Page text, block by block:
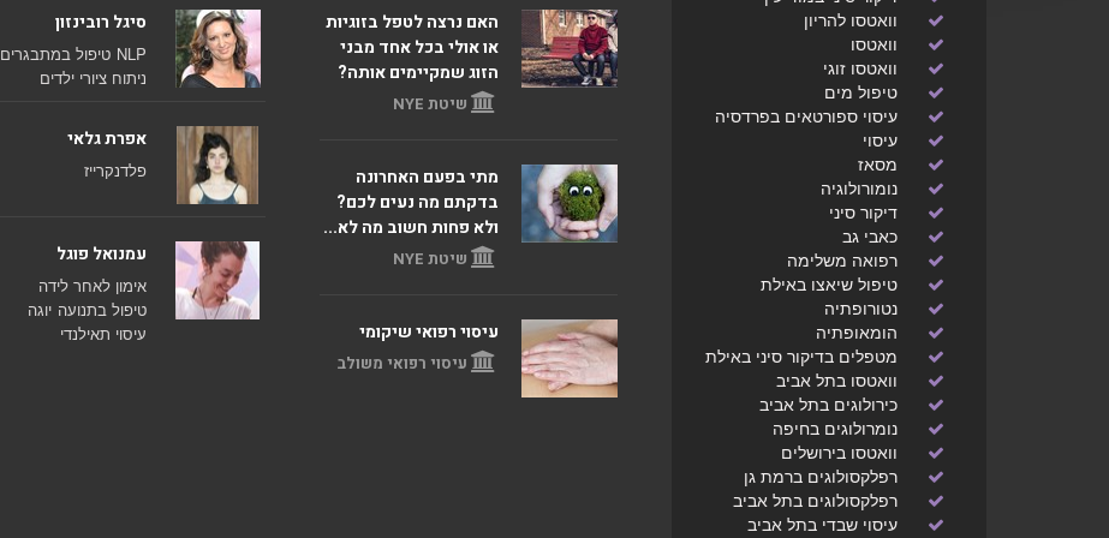
וואטסו להריון
וואטסו
וואטסו זוגי
טיפול מים
עיסוי ספורטאים בפרדסיה
עיסוי
מסאז
נומורולוגיה
דיקור סיני
כאבי גב
רפואה משלימה
טיפול שיאצו באילת
נטורופתיה
הומאופתיה
מטפלים בדיקור סיני באילת
וואטסו בתל אביב
כירולוגים בתל אביב
נומרולוגים בחיפה
וואטסו בירושלים
רפלקסולוגים ברמת גן
רפלקסולוגים בתל אביב
עיסוי שבדי בתל אביב
האם נרצה לטפל בזוגיות
או אולי בכל אחד מבני
הזוג שמקיימים אותה?
שיטת NYE
מתי בפעם האחרונה
בדקתם מה נעים לכם?
ולא פחות חשוב מה לא...
שיטת NYE
עיסוי רפואי שיקומי
עיסוי רפואי משולב
סיגל רובינזון
NLP טיפול במתבגרים
ניתוח ציורי ילדים
אפרת גלאי
פלדנקרייז
עמנואל פוגל
אימון לאחר לידה
טיפול בתנועה יוגה
עיסוי תאילנדי